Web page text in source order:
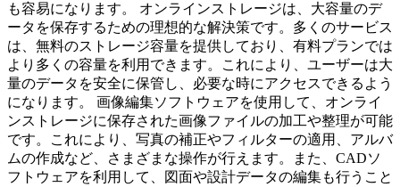
も容易になります。 オンラインストレージは、大容量のデ
ータを保存するための理想的な解決策です。多くのサービス
は、無料のストレージ容量を提供しており、有料プランでは
より多くの容量を利用できます。これにより、ユーザーは大
量のデータを安全に保管し、必要な時にアクセスできるよう
になります。 画像編集ソフトウェアを使用して、オンライ
ンストレージに保存された画像ファイルの加工や整理が可能
です。これにより、写真の補正やフィルターの適用、アルバ
ムの作成など、さまざまな操作が行えます。また、CADソ
フトウェアを利用して、図面や設計データの編集も行うこと